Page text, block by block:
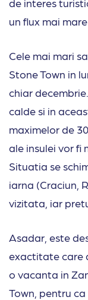
de interes
un flux mai
Cele mai mari
Stone Town in
chiar
calde si in
maximelor de
ale insulei vor fi
Situatia se
iarna (Craciun,
vizitata, iar
Asadar, este
exactitate care
o vacanta in
Town, pentru